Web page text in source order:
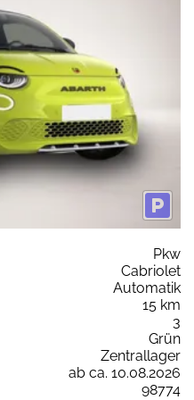
Pkw
Cabriolet
Automatik
15 km
3
Grün
Zentrallager
ab ca. 10.08.2026
98774